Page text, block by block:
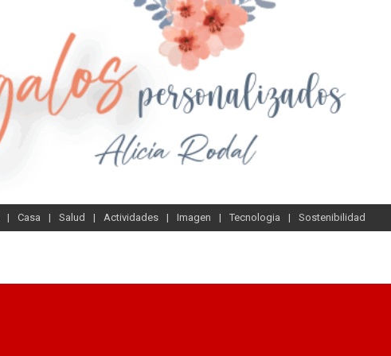
Casa Salud Actividades Imagen Tecnologia Sostenibilidad